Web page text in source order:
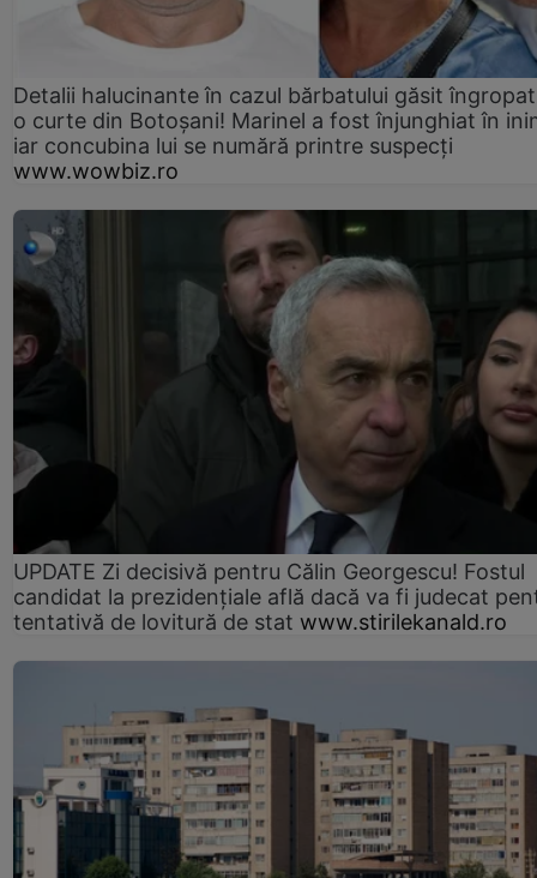
Detalii halucinante în cazul bărbatului găsit
o curte din Botoșani! Marinel a fost înjunghiat în
iar concubina lui se numără printre suspecți
www.wowbiz.ro
UPDATE Zi decisivă pentru Călin Georgescu! Fostul
candidat la prezidențiale află dacă va fi judecat
tentativă de lovitură de stat www.stirilekanald.ro